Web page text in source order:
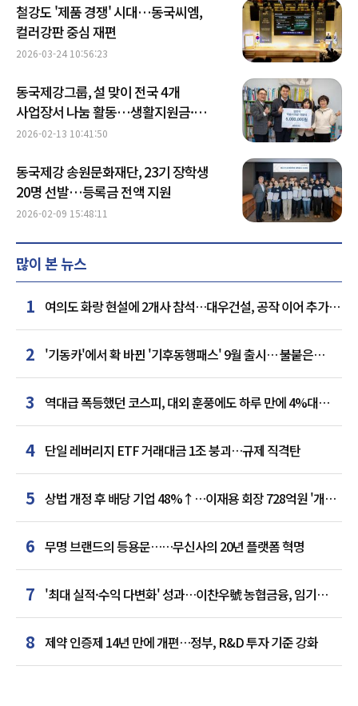
철강도 '제품 경쟁' 시대…동국씨엠,
컬러강판 중심 재편
2026-03-24 10:56:23
동국제강그룹, 설 맞이 전국 4개
사업장서 나눔 활동…생활지원금·
상품권 지원
2026-02-13 10:41:50
동국제강 송원문화재단, 23기 장학생
20명 선발…등록금 전액 지원
2026-02-09 15:48:11
많이 본 뉴스
1 여의도 화랑 현설에 2개사 참석…대우건설, 공작 이어 추가
거점 확보하나
2 '기동카'에서 확 바뀐 '기후동행패스' 9월 출시… 불붙은
카드사 경쟁
3
역대급 폭등했던 코스피, 대외 훈풍에도 하루 만에 4%대
급락
4 단일 레버리지 ETF 거래대금 1조 붕괴…규제 직격탄
5 상법 개정 후 배당 기업 48%↑…이재용 회장 728억원 '개인
최다'
6 무명 브랜드의 등용문……무신사의 20년 플랫폼 혁명
7 '최대 실적·수익 다변화' 성과…이찬우號 농협금융, 임기
말년 성장 박차
8 제약 인증제 14년 만에 개편…정부, R&D 투자 기준 강화